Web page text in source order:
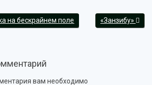
на бескрайнем поле «Занзибу»
вам необходимо